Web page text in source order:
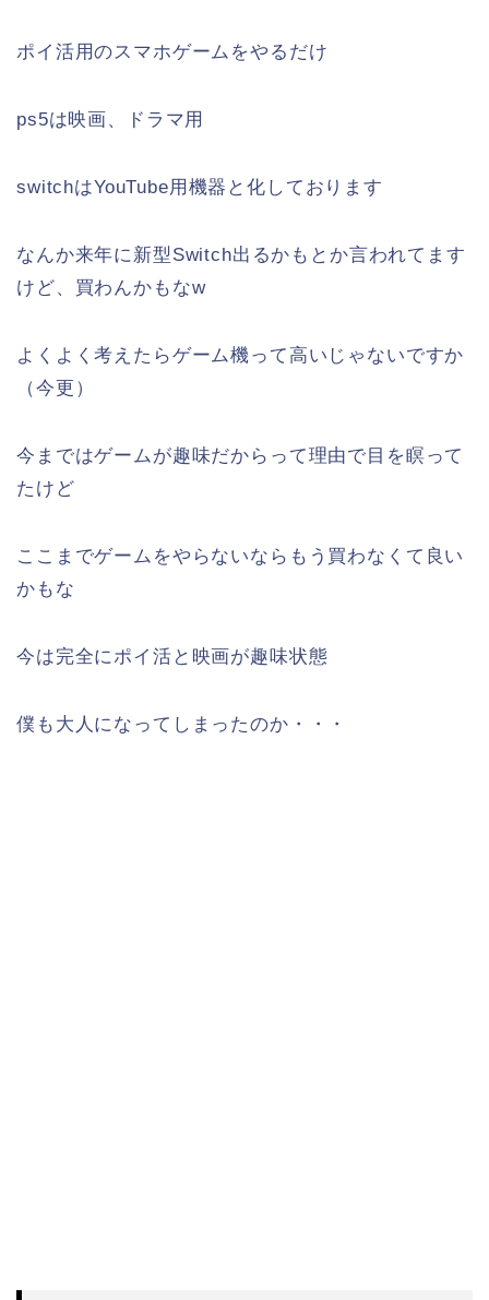
ポイ活用のスマホゲームをやるだけ
ps5は映画、ドラマ用
switchはYouTube用機器と化しております
なんか来年に新型Switch出るかもとか言われてます
けど、買わんかもなw
よくよく考えたらゲーム機って高いじゃないですか
（今更）
今まではゲームが趣味だからって理由で目を瞑って
たけど
ここまでゲームをやらないならもう買わなくて良い
かもな
今は完全にポイ活と映画が趣味状態
僕も大人になってしまったのか・・・